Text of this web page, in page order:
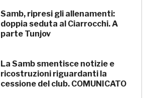
Samb, ripresi gli allenamenti:
doppia seduta al Ciarrocchi. A
parte Tunjov
La Samb smentisce notizie e
ricostruzioni riguardanti la
cessione del club. COMUNICATO